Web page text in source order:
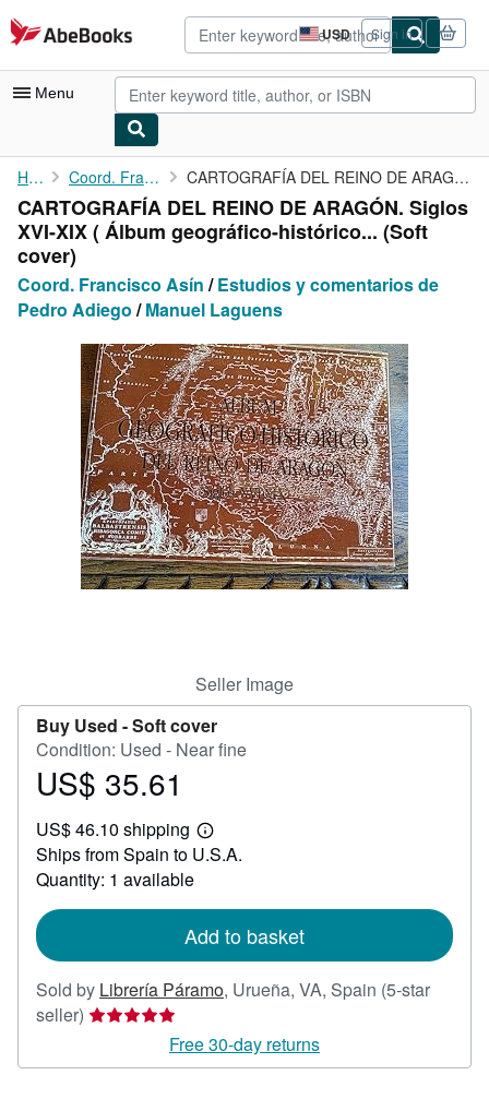
Skip to main content
AbeBooks.com USD
Site
shopping
preferences
Sign in
Menu
My Account
My Purchases
Advanced Search
Browse Collections
Art & Collectibles
Textbooks
Start Selling
CLOSE
Home Coord. Francisco Asín CARTOGRAFÍA DEL REINO DE ARAGÓN. Siglos XVI-XIX ( Álbum ...
CARTOGRAFÍA DEL REINO DE ARAGÓN. Siglos
XVI-XIX ( Álbum geográfico-histórico... (Soft
cover)
Coord. Francisco Asín /Estudios y comentarios de
Pedro Adiego /Manuel Laguens
Seller Image
Buy Used -Soft cover
Condition: Used - Near fine
Price
35.61
US$ 35.61
US$ 46.10 shipping
Learn
more
Ships from Spain to U.S.A.
Quantity: 1 available
Add to basket
Sold by Librería Páramo, Urueña, VA, Spain (5-star
seller) Seller
5
Free 30-day returns